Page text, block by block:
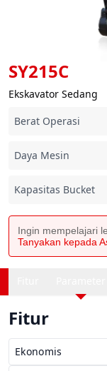
SY215C
Ekskavator Sedang
Berat Operasi
Daya Mesin
Kapasitas Bucket
Ingin mempelajari
Tanyakan kepada
Fitur
Ekonomis